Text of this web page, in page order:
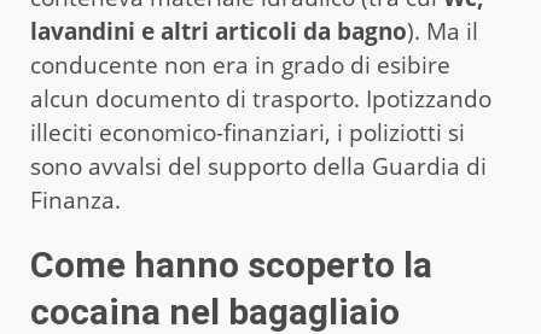
lavandini e altri articoli da bagno). Ma il
conducente non era in grado di esibire
alcun documento di trasporto. Ipotizzando
illeciti economico-finanziari, i poliziotti si
sono avvalsi del supporto della Guardia di
Finanza.
Come hanno scoperto la
cocaina nel bagagliaio